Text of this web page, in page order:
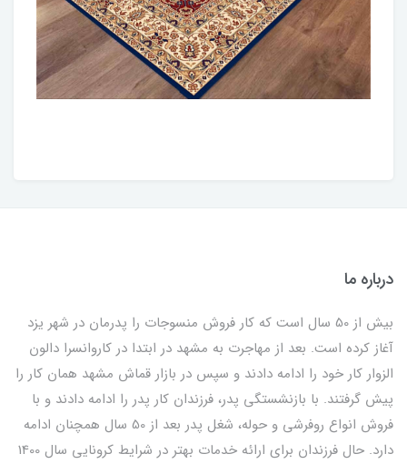
درباره ما
بیش از 50 سال است که کار فروش منسوجات را پدرمان در شهر یزد
آغاز کرده است. بعد از مهاجرت به مشهد در ابتدا در کاروانسرا دالون
الزوار کار خود را ادامه دادند و سپس در بازار قماش مشهد همان کار را
پیش گرفتند. با بازنشستگی پدر، فرزندان کار پدر را ادامه دادند و با
فروش انواع روفرشی و حوله، شغل پدر بعد از 50 سال همچنان ادامه
دارد. حال فرزندان برای ارائه خدمات بهتر در شرایط کرونایی سال 1400